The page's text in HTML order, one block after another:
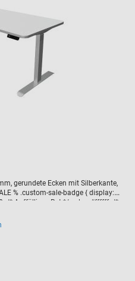
gerundete Ecken mit Silberkante,